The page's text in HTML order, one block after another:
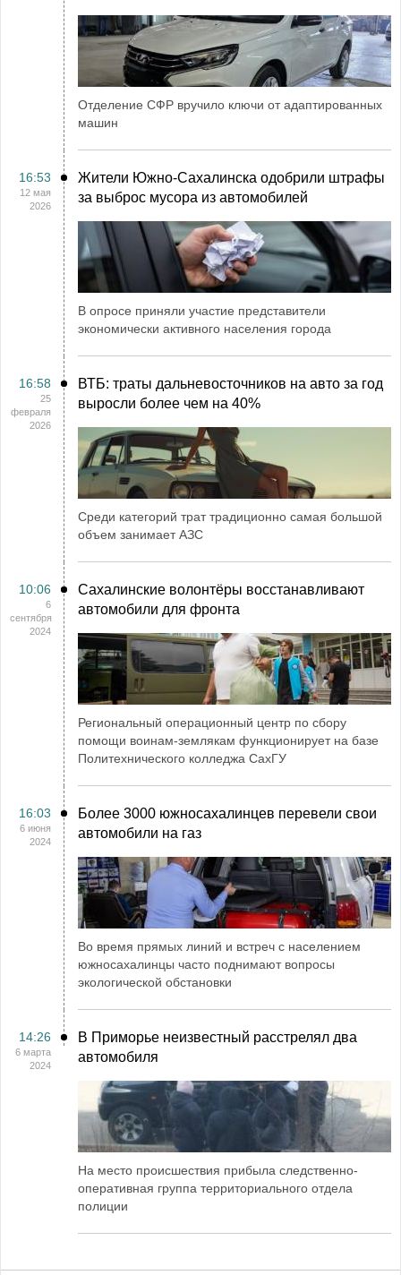
Отделение СФР вручило ключи от адаптированных
машин
16:53
12 мая
2026
Жители Южно-Сахалинска одобрили штрафы
за выброс мусора из автомобилей
В опросе приняли участие представители
экономически активного населения города
16:58
25
февраля
2026
ВТБ: траты дальневосточников на авто за год
выросли более чем на 40%
Среди категорий трат традиционно самая большой
объем занимает АЗС
10:06
6
сентября
2024
Сахалинские волонтёры восстанавливают
автомобили для фронта
Региональный операционный центр по сбору
помощи воинам-землякам функционирует на базе
Политехнического колледжа СахГУ
16:03
6 июня
2024
Более 3000 южносахалинцев перевели свои
автомобили на газ
Во время прямых линий и встреч с населением
южносахалинцы часто поднимают вопросы
экологической обстановки
14:26
6 марта
2024
В Приморье неизвестный расстрелял два
автомобиля
На место происшествия прибыла следственно-
оперативная группа территориального отдела
полиции